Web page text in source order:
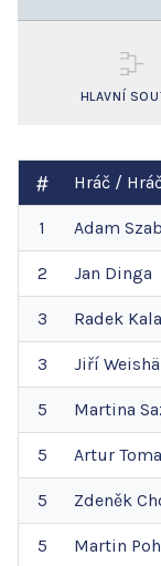
HLAVNÍ
Hráč /
1 Adam
2 Jan Dinga
3 Radek
3 Jiří
5 Martina
5 Artur
5 Zdeněk
5 Martin